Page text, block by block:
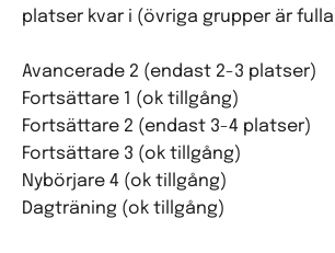
platser kvar i (övriga grupper är
Avancerade 2 (endast 2-3 platser)
Fortsättare 1 (ok tillgång)
Fortsättare 2 (endast 3-4 platser)
Fortsättare 3 (ok tillgång)
Nybörjare 4 (ok tillgång)
Dagträning (ok tillgång)